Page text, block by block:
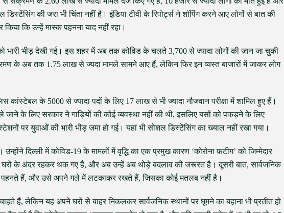
डिस्टेंसिंग की जरा भी चिंता नहीं है। इंडिया टीवी के रिपोर्ट्स ने शॉपिंग करने आए लोगों से बात की
कि उन्हें मास्क पहनना याद नहीं रहा।
भारी भीड़ देखी गई। इस शहर में अब तक कोविड के चलते 3,700 से ज्यादा लोगों की जान जा चुकी
के अब तक 1.75 लाख से ज्यदा मामले सामने आए हैं, लेकिन फिर इन व्यस्त बाजारों में जाकर लोग
कांस्टेबल के 5000 से ज्यादा पदों के लिए 17 लाख से भी ज्यादा नौजवान परीक्षा में शामिल हुए हैं।
ले जाने के लिए सरकार ने गाड़ियों की कोई व्यवस्था नहीं की थी, इसलिए बसों को पकड़ने के लिए
पर युवाओं की भारी भीड़ जमा हो गई। यहां भी सोशल डिस्टेंसिंग का ख्याल नहीं रखा गया।
दिल्ली में कोविड-19 के मामलों में वृद्धि का एक प्रमुख कारण ‘कोरोना फटीग’ को जिम्मेदार
घरों के अंदर रहकर थक गए हैं, और अब उन्हें अब थोड़े बदलाव की जरूरत है। दूसरी बात, सार्वजनिक
पहनते हैं, और उसे अपने गले में लटकाकर रखते हैं, जिसका कोई मतलब नहीं है।
हैं, लेकिन यह अपने घरों से बाहर निकलकर सार्वजनिक स्थानों पर घूमने का बहाना भी प्रतीत हो